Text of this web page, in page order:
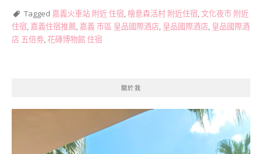
Tagged 嘉義火車站 附近 住宿,檜意森活村 附近住宿,文化夜市 附近
住宿, 嘉義住宿推薦, 嘉義 市區 皇品國際酒店, 皇品國際酒店, 皇品國際酒
店 五倍劵,花磚博物館 住宿
關於我